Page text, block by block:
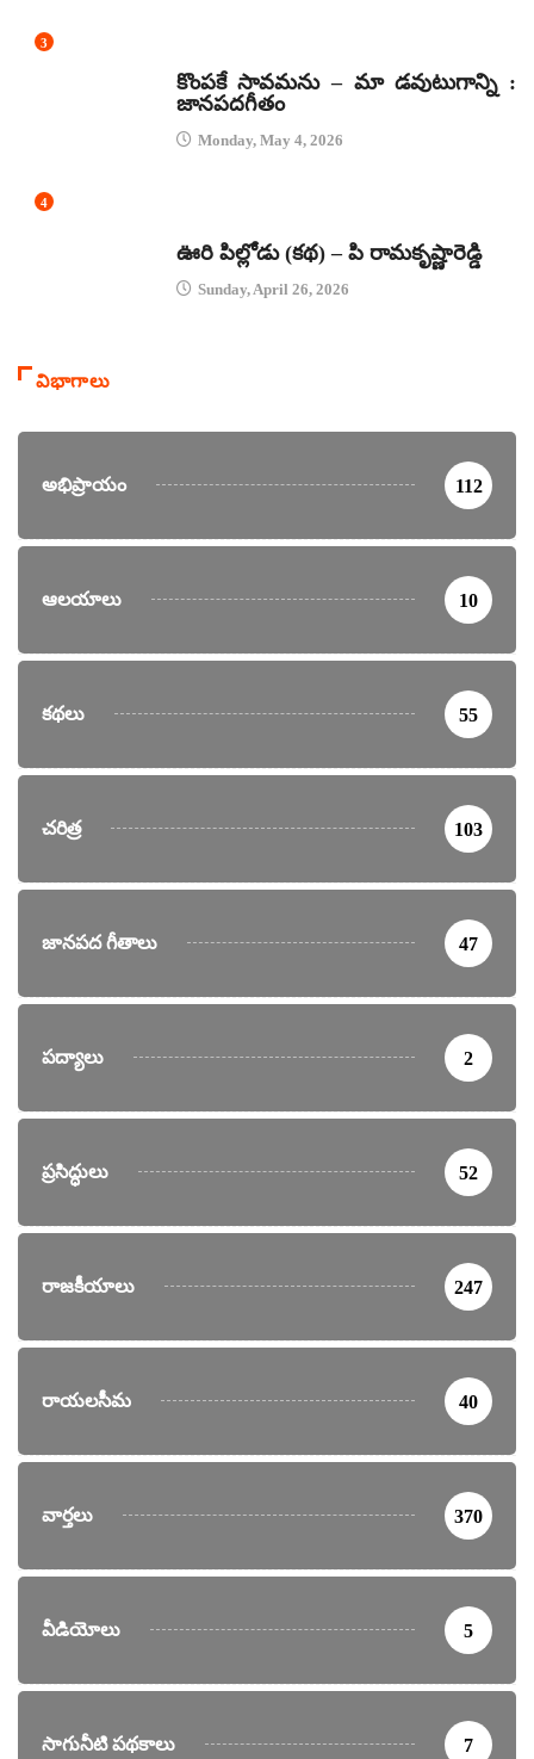
3
కొంపకే సావమను – మా డవుటుగాన్ని :
జానపదగీతం
Monday, May 4, 2026
4
ఊరి పిల్లోడు (కథ) – పి రామకృష్ణారెడ్డి
Sunday, April 26, 2026
విభాగాలు
అభిప్రాయం 112
ఆలయాలు 10
కథలు 55
చరిత్ర 103
జానపద గీతాలు 47
పద్యాలు 2
ప్రసిద్ధులు 52
రాజకీయాలు 247
రాయలసీమ 40
వార్తలు 370
వీడియోలు 5
సాగునీటి పథకాలు 7